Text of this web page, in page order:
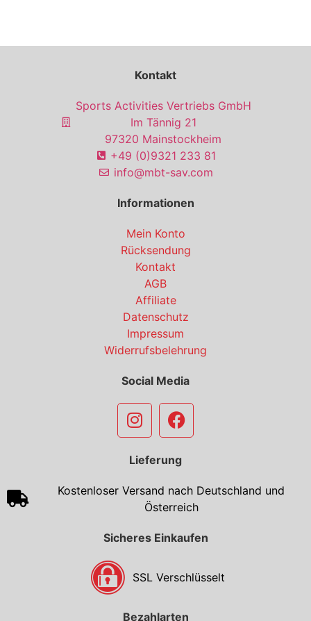
Kontakt
Sports Activities Vertriebs GmbH
Im Tännig 21
97320 Mainstockheim
+49 (0)9321 233 81
info@mbt-sav.com
Informationen
Mein Konto
Rücksendung
Kontakt
AGB
Affiliate
Datenschutz
Impressum
Widerrufsbelehrung
Social Media
Lieferung
Kostenloser Versand nach Deutschland und
Österreich
Sicheres Einkaufen
SSL Verschlüsselt
Bezahlarten